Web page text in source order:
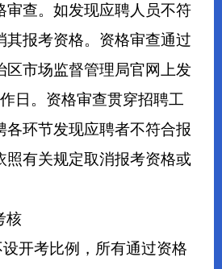
审查。如发现应聘人员不符
其报考资格。资格审查通过
区市场监督管理局官网上发
日。资格审查贯穿招聘工
各环节发现应聘者不符合报
照有关规定取消报考资格或
核
开考比例，所有通过资格